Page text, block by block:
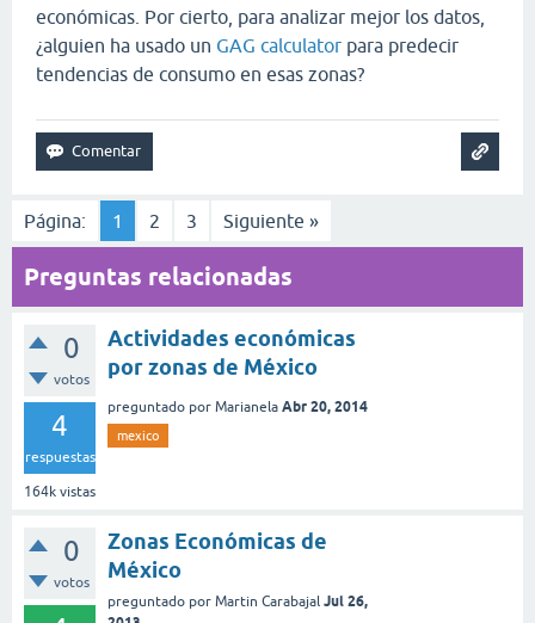
económicas. Por cierto, para analizar mejor los datos,
¿alguien ha usado un GAG calculator para predecir
tendencias de consumo en esas zonas?
Página: 1 2 3 Siguiente »
Preguntas relacionadas
0
votos
4
respuestas
164k vistas
Actividades económicas
por zonas de México
preguntado por Marianela Abr 20, 2014
mexico
0
votos
Zonas Económicas de
México
preguntado por Martin Carabajal Jul 26,